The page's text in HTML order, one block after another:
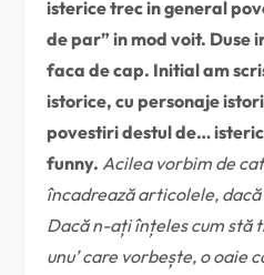
isterice trec in general
de par” in mod voit. Duse
faca de cap. Initial am
istorice, cu personaje
povestiri destul de…
funny.Acilea vorbim de
încadrează articolele,
Dacă n-ați înțeles cum stă
unu’ care vorbește, o oaie